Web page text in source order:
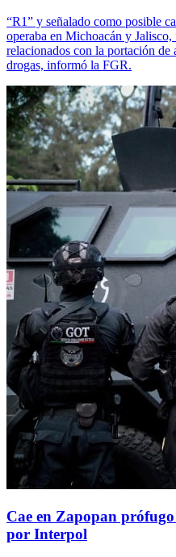
“R1” y señalado como posible
operaba en Michoacán y
relacionados con la portación de
drogas, informó la FGR.
Cae en Zapopan
por Interpol